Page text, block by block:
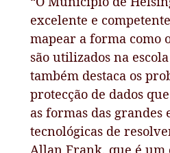
excelente e
mapear a forma como
são utilizados na
também destaca os
protecção de dados
as formas das grandes
tecnológicas de
Allan Frank, que é um